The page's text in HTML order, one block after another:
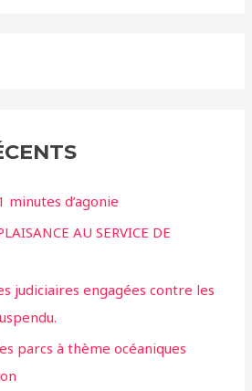
minutes d’agonie
AU SERVICE DE
judiciaires engagées contre les
parcs à thème océaniques